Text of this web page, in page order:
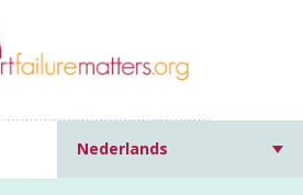
Nederlands